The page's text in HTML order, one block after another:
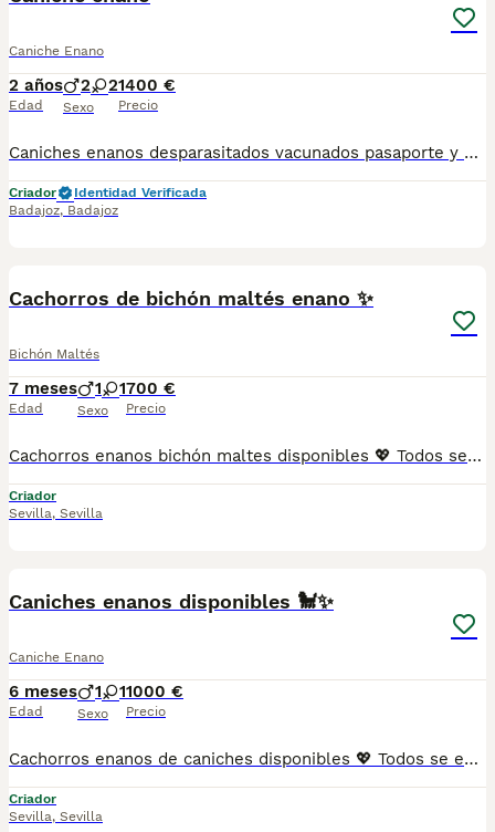
Caniche Enano
2 años
Edad
2 2
Sexo
1400 €
Precio
Caniches enanos desparasitados vacunados pasaporte y microchip hacemos envío a cualquier provincia para su tranquilidad puede pagar a contrareembolso los tengo en varios colores preguntar sin compromiso al teléfono 600881366 núcleo 0612
Criador
Identidad Verificada
Badajoz, Badajoz
Cachorros de bichón maltés enano ✨
Bichón Maltés
7 meses
Edad
1 1
Sexo
700 €
Precio
Cachorros enanos bichón maltes disponibles 💖 Todos se entregan con: 🧾 Cartilla veterinaria 🩺 Vacunaciones y desparasitaciones al día 📄 Contrato de garantía 🚚 Envíos a toda España, 💳 Pago a la entrega, contra reembolso 📞 621 31 88 32 📹 Vídeos y más información por WhatsApp 🌐 MUNDOCHIHUAHUA.ES Entra en nuestra pagina web y echa un vistazo a los cachorritos disponibles!
Criador
Sevilla, Sevilla
Caniches enanos disponibles 🐩✨
Caniche Enano
6 meses
Edad
1 1
Sexo
1000 €
Precio
Cachorros enanos de caniches disponibles 💖 Todos se entregan con: 🧾 Cartilla veterinaria 🩺 Vacunaciones y desparasitaciones al día 📄 Contrato de garantía 🚚 Envíos a toda España, 💳 Pago a la entrega, contra reembolso 📞 621 31 88 32 📹 Vídeos y más información por WhatsApp 🌐 MUNDOCHIHUAHUA.ES Entra en nuestra pagina web y echa un vistazo a los cachorritos disponibles!
Criador
Sevilla, Sevilla